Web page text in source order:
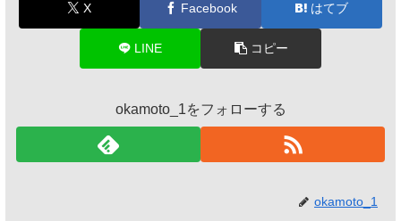
X Facebook はてブ
LINE コピー
okamoto_1をフォローする
okamoto_1